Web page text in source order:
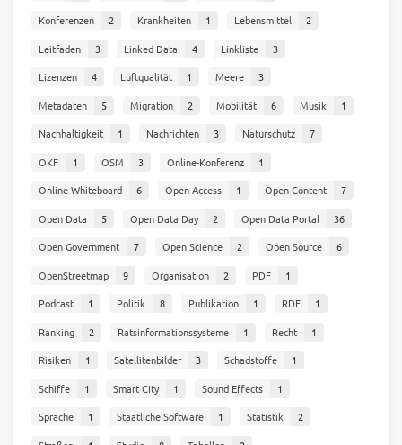
Konferenzen
2 Krankheiten 1 Lebensmittel
2
Leitfaden
3 Linked Data 4 Linkliste
3
Lizenzen
4 Luftqualität 1 Meere
3
Metadaten
5 Migration 2 Mobilität 6 Musik
1
Nachhaltigkeit
1 Nachrichten 3 Naturschutz
7
OKF
1 OSM 3 Online-Konferenz
1
Online-Whiteboard
6 Open Access 1 Open Content
7
Open Data
5 Open Data Day 2 Open Data Portal
36
Open Government
7 Open Science 2 Open Source
6
OpenStreetmap
9 Organisation 2 PDF
1
Podcast
1 Politik 8 Publikation 1 RDF
1
Ranking
2 Ratsinformationssysteme 1 Recht
1
Risiken
1 Satellitenbilder 3 Schadstoffe
1
Schiffe
1 Smart City 1 Sound Effects
1
Sprache
1 Staatliche Software 1 Statistik
2